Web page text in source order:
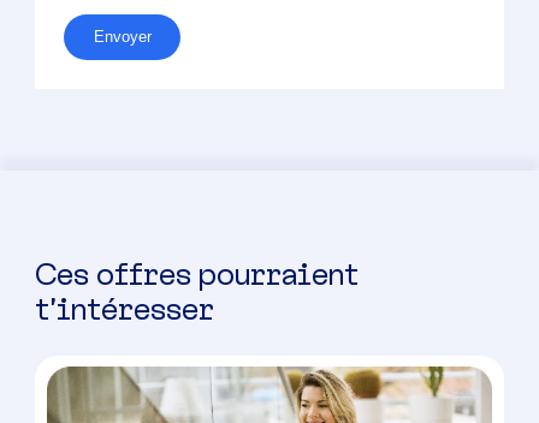
Envoyer
Ces offres pourraient
t’intéresser